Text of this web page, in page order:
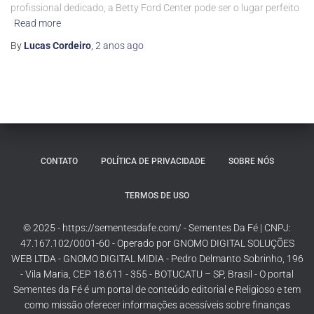
profissional dedicado, a Betty Ford Center pode ser o lugar perfeito
Read more
By Lucas Cordeiro 2 anosago
CONTATO POLÍTICA DE PRIVACIDADE SOBRE NÓS
TERMOS DE USO
© 2025 - https://sementesdafe.com/ - Sementes Da Fé | CNPJ:
47.167.102/0001-60 - Operado por GNOMO DIGITAL SOLUÇÕES
WEB LTDA - GNOMO DIGITAL MIDIA - Pedro Delmanto Sobrinho, 196
- Vila Maria, CEP 18.611 - 355 - BOTUCATU – SP, Brasil - O portal
Sementes da Fé é um portal de conteúdo editorial e Religioso e tem
como missão oferecer informações acessíveis sobre finanças